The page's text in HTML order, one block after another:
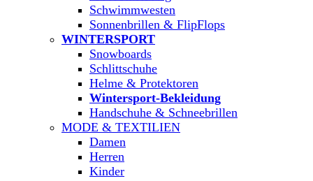
Schwimmwesten
Sonnenbrillen & FlipFlops
WINTERSPORT
Snowboards
Schlittschuhe
Helme & Protektoren
Wintersport-Bekleidung
Handschuhe & Schneebrillen
MODE & TEXTILIEN
Damen
Herren
Kinder